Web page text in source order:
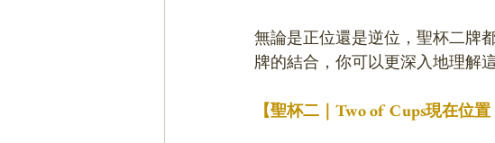
無論是正位還是逆位，聖杯二牌
牌的結合，你可以更深入地理解
【聖杯二｜Two of Cups現在位